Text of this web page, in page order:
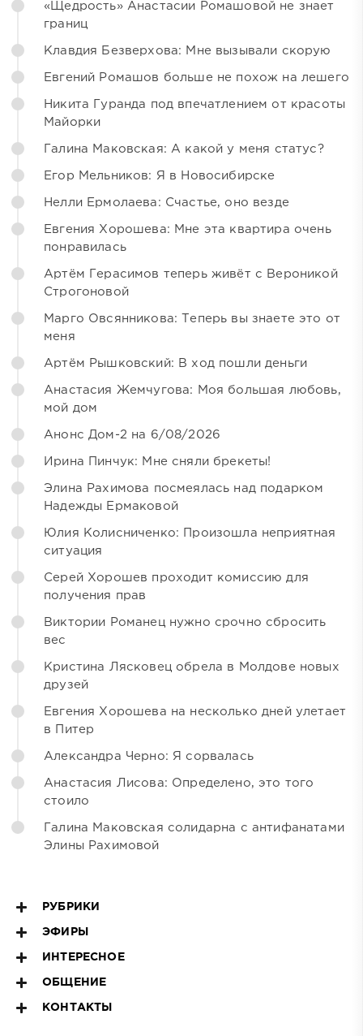
«Щедрость» Анастасии Ромашовой не знает
границ
Клавдия Безверхова: Мне вызывали скорую
Евгений Ромашов больше не похож на лешего
Никита Гуранда под впечатлением от красоты
Майорки
Галина Маковская: А какой у меня статус?
Егор Мельников: Я в Новосибирске
Нелли Ермолаева: Счастье, оно везде
Евгения Хорошева: Мне эта квартира очень
понравилась
Артём Герасимов теперь живёт с Вероникой
Строгоновой
Марго Овсянникова: Теперь вы знаете это от
меня
Артём Рышковский: В ход пошли деньги
Анастасия Жемчугова: Моя большая любовь,
мой дом
Анонс Дом-2 на 6/08/2026
Ирина Пинчук: Мне сняли брекеты!
Элина Рахимова посмеялась над подарком
Надежды Ермаковой
Юлия Колисниченко: Произошла неприятная
ситуация
Серей Хорошев проходит комиссию для
получения прав
Виктории Романец нужно срочно сбросить
вес
Кристина Лясковец обрела в Молдове новых
друзей
Евгения Хорошева на несколько дней улетает
в Питер
Александра Черно: Я сорвалась
Анастасия Лисова: Определено, это того
стоило
Галина Маковская солидарна с антифанатами
Элины Рахимовой
РУБРИКИ
ЭФИРЫ
ИНТЕРЕСНОЕ
ОБЩЕНИЕ
КОНТАКТЫ